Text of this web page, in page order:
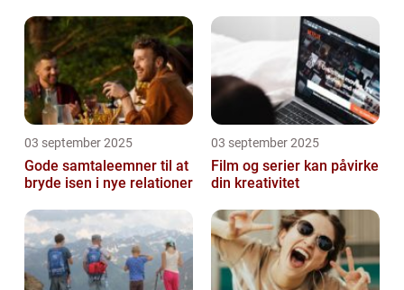
03 september 2025
Gode samtaleemner til at
bryde isen i nye relationer
03 september 2025
Film og serier kan påvirke
din kreativitet